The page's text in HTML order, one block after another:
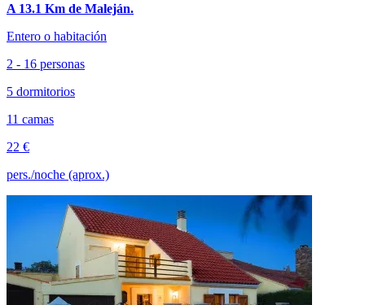
A 13.1 Km de Maleján.
Entero o habitación
2 - 16 personas
5 dormitorios
11 camas
22 €
pers./noche (aprox.)